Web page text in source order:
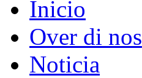
Inicio
Over di nos
Noticia